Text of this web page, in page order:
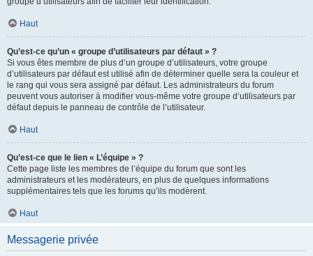
Haut
Qu’est-ce qu’un « groupe d’utilisateurs par défaut » ?
Si vous êtes membre de plus d’un groupe d’utilisateurs, votre groupe
d’utilisateurs par défaut est utilisé afin de déterminer quelle sera la couleur et
le rang qui vous sera assigné par défaut. Les administrateurs du forum
peuvent vous autoriser à modifier vous-même votre groupe d’utilisateurs par
défaut depuis le panneau de contrôle de l’utilisateur.
Haut
Qu’est-ce que le lien « L’équipe » ?
Cette page liste les membres de l’équipe du forum que sont les
administrateurs et les modérateurs, en plus de quelques informations
supplémentaires tels que les forums qu’ils modèrent.
Haut
Messagerie privée